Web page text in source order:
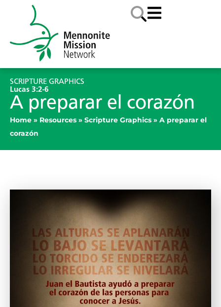
SCRIPTURE GRAPHICS
Lucas 3:2-6
A preparar el corazón
Home » Resources » Scripture Graphics » A preparar el
corazón